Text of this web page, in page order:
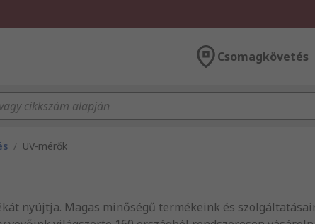
Csomagkövetés
/ UV-mérők
nyújtja. Magas minőségű termékeink és